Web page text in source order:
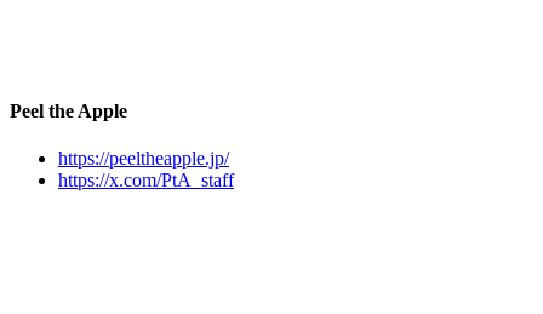
Peel the Apple
https://peeltheapple.jp/
https://x.com/PtA_staff